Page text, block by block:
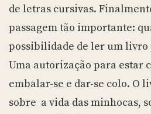
de letras cursivas.
passagem tão importante:
possibilidade de ler um livro
Uma autorização para estar
embalar-se e dar-se colo. O
sobre a vida das minhocas,